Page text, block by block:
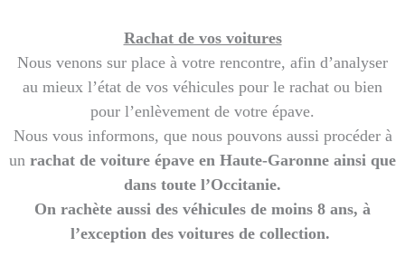
Rachat de vos voitures
Nous venons sur place à votre rencontre, afin d’analyser
au mieux l’état de vos véhicules pour le rachat ou bien
pour l’enlèvement de votre épave.
Nous vous informons, que nous pouvons aussi procéder à
un rachat de voiture épave en Haute-Garonne ainsi que
dans toute l’Occitanie.
On rachète aussi des véhicules de moins 8 ans, à
l’exception des voitures de collection.